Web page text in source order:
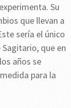
Su
que llevan a
sería el único
que en
años se
para la